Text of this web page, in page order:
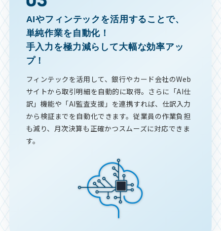
AIやフィンテックを活用することで、
単純作業を自動化！
手入力を極力減らして大幅な効率アッ
プ！
フィンテックを活用して、銀行やカード会社のWeb
サイトから取引明細を自動的に取得。さらに「AI仕
訳」機能や「AI監査支援」を連携すれば、仕訳入力
から検証までを自動化できます。従業員の作業負担
も減り、月次決算も正確かつスムーズに対応できま
す。